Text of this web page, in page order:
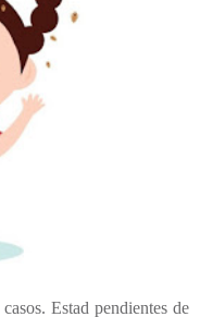
Estad pendientes de